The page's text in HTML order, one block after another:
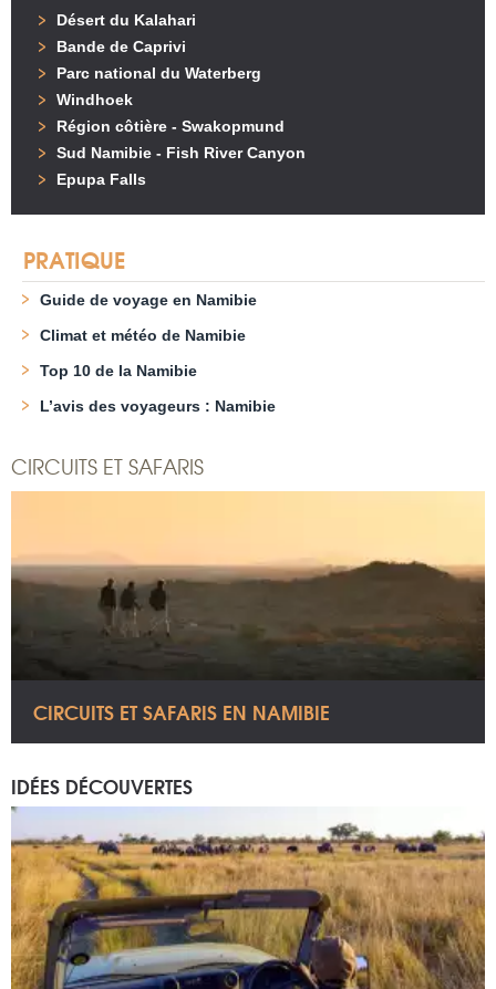
Désert du Kalahari
Bande de Caprivi
Parc national du Waterberg
Windhoek
Région côtière - Swakopmund
Sud Namibie - Fish River Canyon
Epupa Falls
PRATIQUE
Guide de voyage en Namibie
Climat et météo de Namibie
Top 10 de la Namibie
L’avis des voyageurs : Namibie
CIRCUITS ET SAFARIS
CIRCUITS ET SAFARIS EN NAMIBIE
IDÉES DÉCOUVERTES